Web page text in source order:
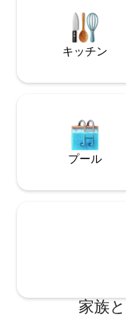
トロフトでリラック
でわずか5分の素晴ら
ご利用いただけます
はお知らせください！
キッチン
プール
家族